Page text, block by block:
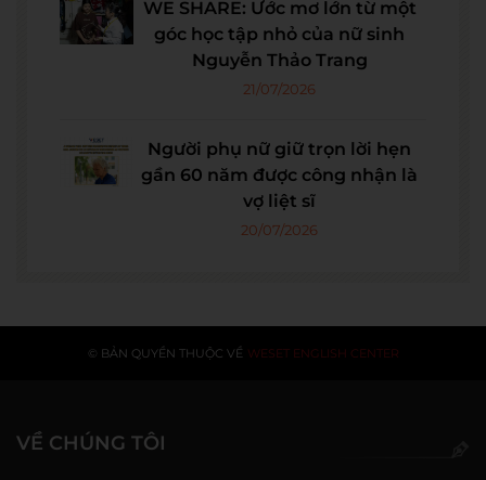
WE SHARE: Ước mơ lớn từ một
góc học tập nhỏ của nữ sinh
Nguyễn Thảo Trang
21/07/2026
Người phụ nữ giữ trọn lời hẹn
gần 60 năm được công nhận là
vợ liệt sĩ
20/07/2026
© BẢN QUYỀN THUỘC VỀ WESET ENGLISH CENTER
VỀ CHÚNG TÔI